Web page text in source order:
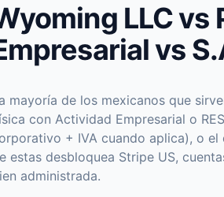
LLC vs
vs
mayoría de los mexicanos que
con Actividad Empresarial o
+ IVA cuando aplica), o el
estas desbloquea Stripe US,
administrada.